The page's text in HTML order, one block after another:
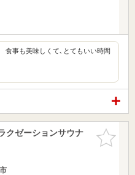
食事も美味しくて､とてもいい時間
お気に入
りに追加
クゼーションサウナ